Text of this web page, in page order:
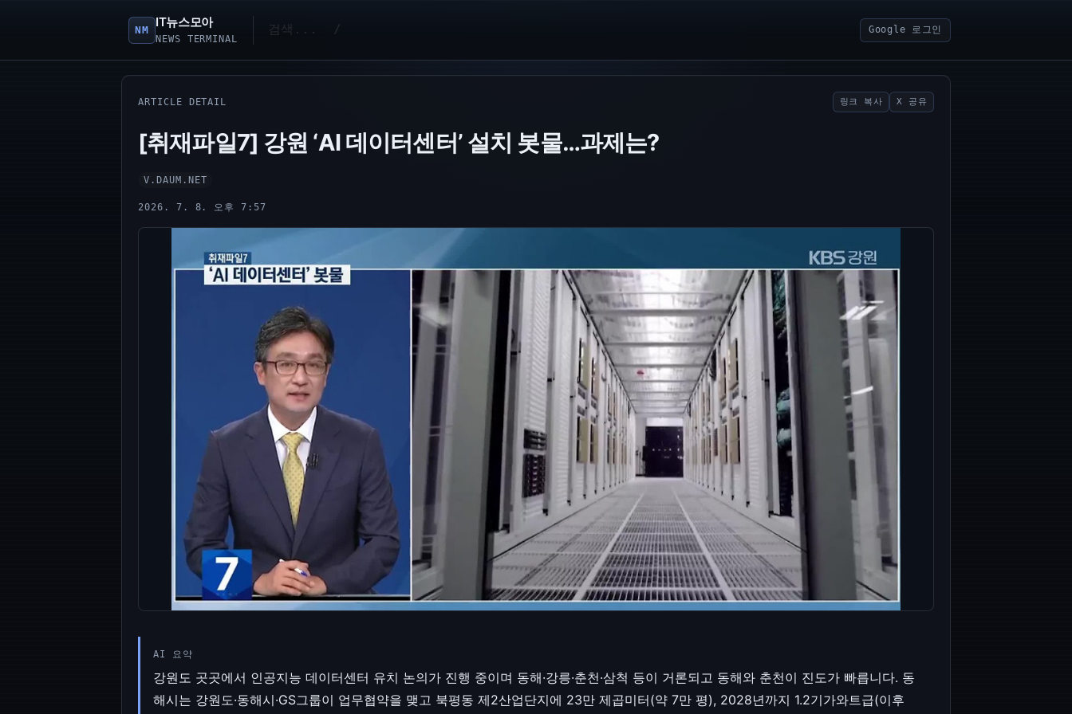
NM IT뉴스모아
NEWS TERMINAL
Google 로그인
ARTICLE DETAIL 링크 복사 X 공유
[취재파일7] 강원 ‘AI 데이터센터’ 설치 봇물…과제는?
V.DAUM.NET
2026. 7. 8. 오후 7:57
AI 요약
강원도 곳곳에서 인공지능 데이터센터 유치 논의가 진행 중이며 동해·강릉·춘천·삼척 등이 거론되고 동해와 춘천이 진도가 빠릅니다. 동
해시는 강원도·동해시·GS그룹이 업무협약을 맺고 북평동 제2산업단지에 23만 제곱미터(약 7만 평), 2028년까지 1.2기가와트급(이후